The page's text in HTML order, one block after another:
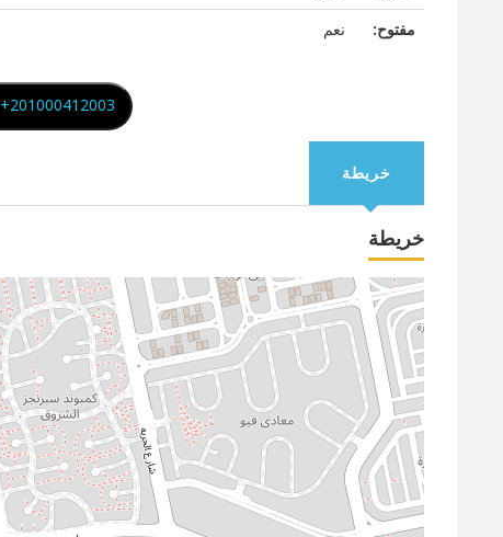
مفتوح:
نعم
+201000412003
خريطة
خريطة